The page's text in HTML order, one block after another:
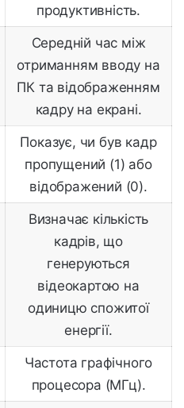
продуктивність.
Середній час між
отриманням вводу на
ПК та відображенням
кадру на екрані.
Показує, чи був кадр
пропущений (1) або
відображений (0).
Визначає кількість
кадрів, що
генеруються
відеокартою на
одиницю спожитої
енергії.
Частота графічного
процесора (МГц).